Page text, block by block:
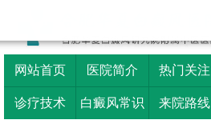
网站首页 医院简介 热门关注
诊疗技术 白癜风常识 来院路线